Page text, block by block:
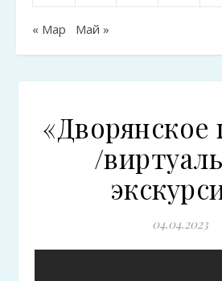
« Мар Май »
«Дворянское
/
04.04.2023